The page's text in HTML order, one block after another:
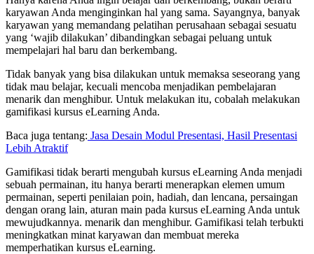
karyawan Anda menginginkan hal yang sama. Sayangnya, banyak
karyawan yang memandang pelatihan perusahaan sebagai sesuatu
yang ‘wajib dilakukan’ dibandingkan sebagai peluang untuk
mempelajari hal baru dan berkembang.
Tidak banyak yang bisa dilakukan untuk memaksa seseorang yang
tidak mau belajar, kecuali mencoba menjadikan pembelajaran
menarik dan menghibur. Untuk melakukan itu, cobalah melakukan
gamifikasi kursus eLearning Anda.
Baca juga tentang: Jasa Desain Modul Presentasi, Hasil Presentasi
Lebih Atraktif
Gamifikasi tidak berarti mengubah kursus eLearning Anda menjadi
sebuah permainan, itu hanya berarti menerapkan elemen umum
permainan, seperti penilaian poin, hadiah, dan lencana, persaingan
dengan orang lain, aturan main pada kursus eLearning Anda untuk
mewujudkannya. menarik dan menghibur. Gamifikasi telah terbukti
meningkatkan minat karyawan dan membuat mereka
memperhatikan kursus eLearning.